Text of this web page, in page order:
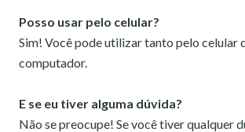
Posso usar pelo celular?
Sim! Você pode utilizar tanto pelo celular
computador.
E se eu tiver alguma dúvida?
Não se preocupe! Se você tiver qualquer